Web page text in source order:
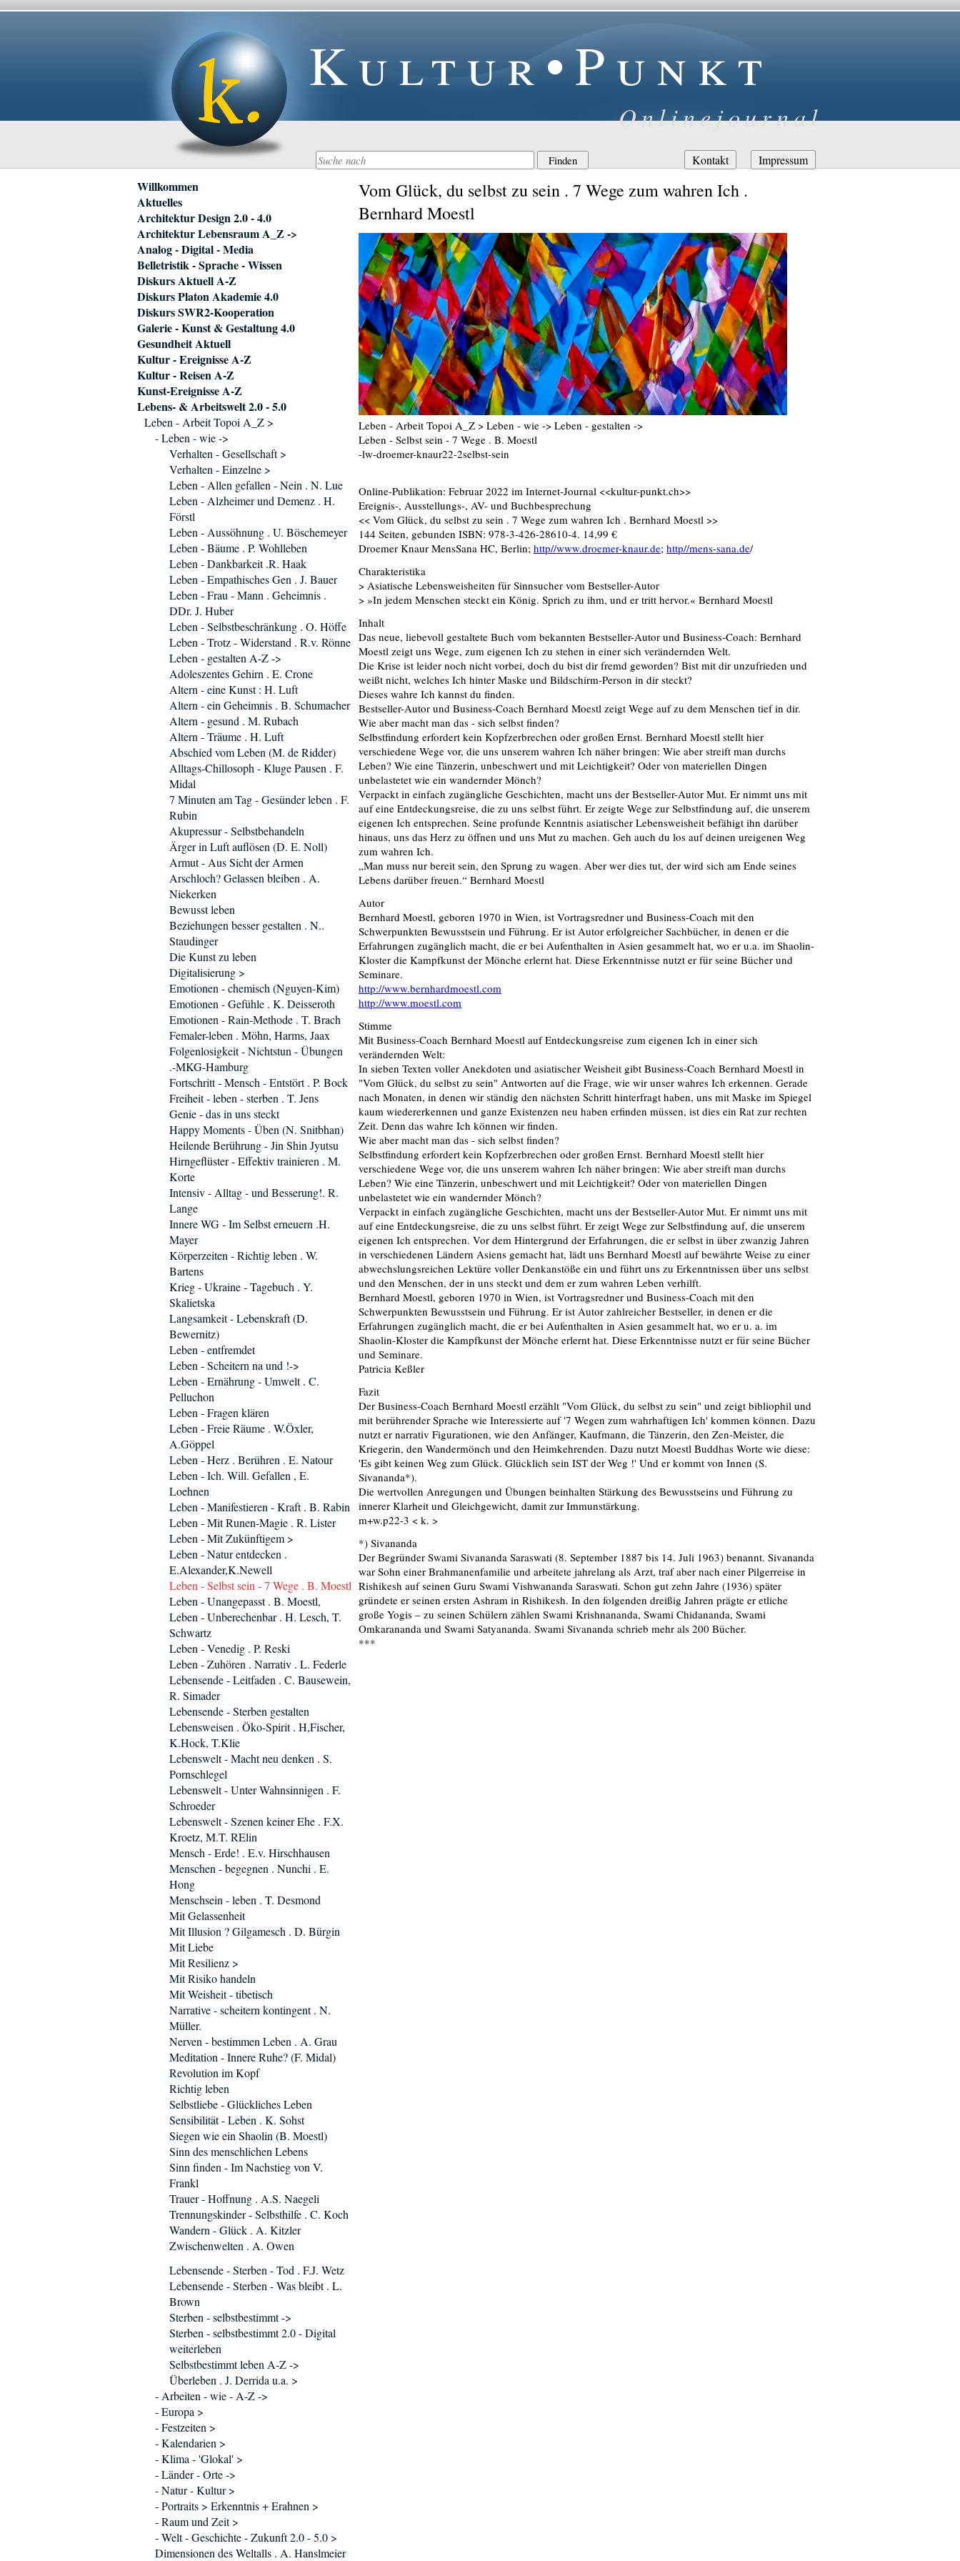
Kultur•Punkt
Onlinejournal
Navigation
überspringen
Kontakt Impressum
Vom Glück, du selbst zu sein . 7 Wege zum wahren Ich .
Bernhard Moestl
Leben - Arbeit Topoi A_Z > Leben - wie -> Leben - gestalten ->
Leben - Selbst sein - 7 Wege . B. Moestl
-lw-droemer-knaur22-2selbst-sein
Online-Publikation: Februar 2022 im Internet-Journal <<kultur-punkt.ch>>
Ereignis-, Ausstellungs-, AV- und Buchbesprechung
<< Vom Glück, du selbst zu sein . 7 Wege zum wahren Ich . Bernhard Moestl >>
144 Seiten, gebunden ISBN: 978-3-426-28610-4. 14,99 €
Droemer Knaur MensSana HC, Berlin; http//www.droemer-knaur.de; http//mens-sana.de/
Charakteristika
> Asiatische Lebensweisheiten für Sinnsucher vom Bestseller-Autor
> »In jedem Menschen steckt ein König. Sprich zu ihm, und er tritt hervor.« Bernhard Moestl
Inhalt
Das neue, liebevoll gestaltete Buch vom bekannten Bestseller-Autor und Business-Coach: Bernhard
Moestl zeigt uns Wege, zum eigenen Ich zu stehen in einer sich verändernden Welt.
Die Krise ist leider noch nicht vorbei, doch du bist dir fremd geworden? Bist mit dir unzufrieden und
weißt nicht, welches Ich hinter Maske und Bildschirm-Person in dir steckt?
Dieses wahre Ich kannst du finden.
Bestseller-Autor und Business-Coach Bernhard Moestl zeigt Wege auf zu dem Menschen tief in dir.
Wie aber macht man das - sich selbst finden?
Selbstfindung erfordert kein Kopfzerbrechen oder großen Ernst. Bernhard Moestl stellt hier
verschiedene Wege vor, die uns unserem wahren Ich näher bringen: Wie aber streift man durchs
Leben? Wie eine Tänzerin, unbeschwert und mit Leichtigkeit? Oder von materiellen Dingen
unbelastetet wie ein wandernder Mönch?
Verpackt in einfach zugängliche Geschichten, macht uns der Bestseller-Autor Mut. Er nimmt uns mit
auf eine Entdeckungsreise, die zu uns selbst führt. Er zeigte Wege zur Selbstfindung auf, die unserem
eigenen Ich entsprechen. Seine profunde Kenntnis asiatischer Lebensweisheit befähigt ihn darüber
hinaus, uns das Herz zu öffnen und uns Mut zu machen. Geh auch du los auf deinen ureigenen Weg
zum wahren Ich.
„Man muss nur bereit sein, den Sprung zu wagen. Aber wer dies tut, der wird sich am Ende seines
Lebens darüber freuen.“ Bernhard Moestl
Autor
Bernhard Moestl, geboren 1970 in Wien, ist Vortragsredner und Business-Coach mit den
Schwerpunkten Bewusstsein und Führung. Er ist Autor erfolgreicher Sachbücher, in denen er die
Erfahrungen zugänglich macht, die er bei Aufenthalten in Asien gesammelt hat, wo er u.a. im Shaolin-
Kloster die Kampfkunst der Mönche erlernt hat. Diese Erkenntnisse nutzt er für seine Bücher und
Seminare.
http://www.bernhardmoestl.com
http://www.moestl.com
Stimme
Mit Business-Coach Bernhard Moestl auf Entdeckungsreise zum eigenen Ich in einer sich
verändernden Welt:
In sieben Texten voller Anekdoten und asiatischer Weisheit gibt Business-Coach Bernhard Moestl in
"Vom Glück, du selbst zu sein" Antworten auf die Frage, wie wir unser wahres Ich erkennen. Gerade
nach Monaten, in denen wir ständig den nächsten Schritt hinterfragt haben, uns mit Maske im Spiegel
kaum wiedererkennen und ganze Existenzen neu haben erfinden müssen, ist dies ein Rat zur rechten
Zeit. Denn das wahre Ich können wir finden.
Wie aber macht man das - sich selbst finden?
Selbstfindung erfordert kein Kopfzerbrechen oder großen Ernst. Bernhard Moestl stellt hier
verschiedene Wege vor, die uns unserem wahren Ich näher bringen: Wie aber streift man durchs
Leben? Wie eine Tänzerin, unbeschwert und mit Leichtigkeit? Oder von materiellen Dingen
unbelastetet wie ein wandernder Mönch?
Verpackt in einfach zugängliche Geschichten, macht uns der Bestseller-Autor Mut. Er nimmt uns mit
auf eine Entdeckungsreise, die zu uns selbst führt. Er zeigt Wege zur Selbstfindung auf, die unserem
eigenen Ich entsprechen. Vor dem Hintergrund der Erfahrungen, die er selbst in über zwanzig Jahren
in verschiedenen Ländern Asiens gemacht hat, lädt uns Bernhard Moestl auf bewährte Weise zu einer
abwechslungsreichen Lektüre voller Denkanstöße ein und führt uns zu Erkenntnissen über uns selbst
und den Menschen, der in uns steckt und dem er zum wahren Leben verhilft.
Bernhard Moestl, geboren 1970 in Wien, ist Vortragsredner und Business-Coach mit den
Schwerpunkten Bewusstsein und Führung. Er ist Autor zahlreicher Bestseller, in denen er die
Erfahrungen zugänglich macht, die er bei Aufenthalten in Asien gesammelt hat, wo er u. a. im
Shaolin-Kloster die Kampfkunst der Mönche erlernt hat. Diese Erkenntnisse nutzt er für seine Bücher
und Seminare.
Patricia Keßler
Fazit
Der Business-Coach Bernhard Moestl erzählt "Vom Glück, du selbst zu sein" und zeigt bibliophil und
mit berührender Sprache wie Interessierte auf '7 Wegen zum wahrhaftigen Ich' kommen können. Dazu
nutzt er narrativ Figurationen, wie den Anfänger, Kaufmann, die Tänzerin, den Zen-Meister, die
Kriegerin, den Wandermönch und den Heimkehrenden. Dazu nutzt Moestl Buddhas Worte wie diese:
'Es gibt keinen Weg zum Glück. Glücklich sein IST der Weg !' Und er kommt von Innen (S.
Sivananda*).
Die wertvollen Anregungen und Übungen beinhalten Stärkung des Bewusstseins und Führung zu
innerer Klarheit und Gleichgewicht, damit zur Immunstärkung.
m+w.p22-3 < k. >
*) Sivananda
Der Begründer Swami Sivananda Saraswati (8. September 1887 bis 14. Juli 1963) benannt. Sivananda
war Sohn einer Brahmanenfamilie und arbeitete jahrelang als Arzt, traf aber nach einer Pilgerreise in
Rishikesh auf seinen Guru Swami Vishwananda Saraswati. Schon gut zehn Jahre (1936) später
gründete er seinen ersten Ashram in Rishikesh. In den folgenden dreißig Jahren prägte er etliche
große Yogis – zu seinen Schülern zählen Swami Krishnananda, Swami Chidananda, Swami
Omkarananda und Swami Satyananda. Swami Sivananda schrieb mehr als 200 Bücher.
***
Navigation
überspringen
Willkommen
Aktuelles
Architektur Design 2.0 - 4.0
Architektur Lebensraum A_Z ->
Analog - Digital - Media
Belletristik - Sprache - Wissen
Diskurs Aktuell A-Z
Diskurs Platon Akademie 4.0
Diskurs SWR2-Kooperation
Galerie - Kunst & Gestaltung 4.0
Gesundheit Aktuell
Kultur - Ereignisse A-Z
Kultur - Reisen A-Z
Kunst-Ereignisse A-Z
Lebens- & Arbeitswelt 2.0 - 5.0
Leben - Arbeit Topoi A_Z >
- Leben - wie ->
Verhalten - Gesellschaft >
Verhalten - Einzelne >
Leben - Allen gefallen - Nein . N. Lue
Leben - Alzheimer und Demenz . H.
Förstl
Leben - Aussöhnung . U. Böschemeyer
Leben - Bäume . P. Wohlleben
Leben - Dankbarkeit .R. Haak
Leben - Empathisches Gen . J. Bauer
Leben - Frau - Mann . Geheimnis .
DDr. J. Huber
Leben - Selbstbeschränkung . O. Höffe
Leben - Trotz - Widerstand . R.v. Rönne
Leben - gestalten A-Z ->
Adoleszentes Gehirn . E. Crone
Altern - eine Kunst : H. Luft
Altern - ein Geheimnis . B. Schumacher
Altern - gesund . M. Rubach
Altern - Träume . H. Luft
Abschied vom Leben (M. de Ridder)
Alltags-Chillosoph - Kluge Pausen . F.
Midal
7 Minuten am Tag - Gesünder leben . F.
Rubin
Akupressur - Selbstbehandeln
Ärger in Luft auflösen (D. E. Noll)
Armut - Aus Sicht der Armen
Arschloch? Gelassen bleiben . A.
Niekerken
Bewusst leben
Beziehungen besser gestalten . N..
Staudinger
Die Kunst zu leben
Digitalisierung >
Emotionen - chemisch (Nguyen-Kim)
Emotionen - Gefühle . K. Deisseroth
Emotionen - Rain-Methode . T. Brach
Femaler-leben . Möhn, Harms, Jaax
Folgenlosigkeit - Nichtstun - Übungen
.-MKG-Hamburg
Fortschritt - Mensch - Entstört . P. Bock
Freiheit - leben - sterben . T. Jens
Genie - das in uns steckt
Happy Moments - Üben (N. Snitbhan)
Heilende Berührung - Jin Shin Jyutsu
Hirngeflüster - Effektiv trainieren . M.
Korte
Intensiv - Alltag - und Besserung!. R.
Lange
Innere WG - Im Selbst erneuern .H.
Mayer
Körperzeiten - Richtig leben . W.
Bartens
Krieg - Ukraine - Tagebuch . Y.
Skalietska
Langsamkeit - Lebenskraft (D.
Bewernitz)
Leben - entfremdet
Leben - Scheitern na und !->
Leben - Ernährung - Umwelt . C.
Pelluchon
Leben - Fragen klären
Leben - Freie Räume . W.Öxler,
A.Göppel
Leben - Herz . Berühren . E. Natour
Leben - Ich. Will. Gefallen , E.
Loehnen
Leben - Manifestieren - Kraft . B. Rabin
Leben - Mit Runen-Magie . R. Lister
Leben - Mit Zukünftigem >
Leben - Natur entdecken .
E.Alexander,K.Newell
Leben - Selbst sein - 7 Wege . B. Moestl
Leben - Unangepasst . B. Moestl,
Leben - Unberechenbar . H. Lesch, T.
Schwartz
Leben - Venedig . P. Reski
Leben - Zuhören . Narrativ . L. Federle
Lebensende - Leitfaden . C. Bausewein,
R. Simader
Lebensende - Sterben gestalten
Lebensweisen . Öko-Spirit . H,Fischer,
K.Hock, T.Klie
Lebenswelt - Macht neu denken . S.
Pornschlegel
Lebenswelt - Unter Wahnsinnigen . F.
Schroeder
Lebenswelt - Szenen keiner Ehe . F.X.
Kroetz, M.T. RElin
Mensch - Erde! . E.v. Hirschhausen
Menschen - begegnen . Nunchi . E.
Hong
Menschsein - leben . T. Desmond
Mit Gelassenheit
Mit Illusion ? Gilgamesch . D. Bürgin
Mit Liebe
Mit Resilienz >
Mit Risiko handeln
Mit Weisheit - tibetisch
Narrative - scheitern kontingent . N.
Müller.
Nerven - bestimmen Leben . A. Grau
Meditation - Innere Ruhe? (F. Midal)
Revolution im Kopf
Richtig leben
Selbstliebe - Glückliches Leben
Sensibilität - Leben . K. Sohst
Siegen wie ein Shaolin (B. Moestl)
Sinn des menschlichen Lebens
Sinn finden - Im Nachstieg von V.
Frankl
Trauer - Hoffnung . A.S. Naegeli
Trennungskinder - Selbsthilfe . C. Koch
Wandern - Glück . A. Kitzler
Zwischenwelten . A. Owen
Lebensende - Sterben - Tod . F.J. Wetz
Lebensende - Sterben - Was bleibt . L.
Brown
Sterben - selbstbestimmt ->
Sterben - selbstbestimmt 2.0 - Digital
weiterleben
Selbstbestimmt leben A-Z ->
Überleben . J. Derrida u.a. >
- Arbeiten - wie - A-Z ->
- Europa >
- Festzeiten >
- Kalendarien >
- Klima - 'Glokal' >
- Länder - Orte ->
- Natur - Kultur >
- Portraits > Erkenntnis + Erahnen >
- Raum und Zeit >
- Welt - Geschichte - Zukunft 2.0 - 5.0 >
Dimensionen des Weltalls . A. Hanslmeier